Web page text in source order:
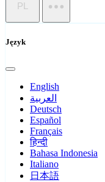
PL
Język
English
العربية
Deutsch
Español
Français
हिन्दी
Bahasa Indonesia
Italiano
日本語